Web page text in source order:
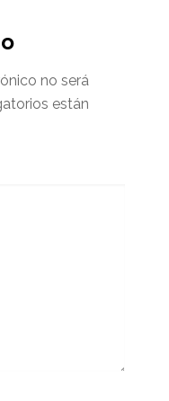
no será
están